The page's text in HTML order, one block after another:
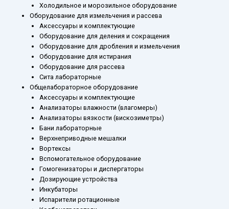
Холодильное и морозильное оборудование
Оборудование для измельчения и рассева
Аксессуары и комплектующие
Оборудование для деления и сокращения
Оборудование для дробления и измельчения
Оборудование для истирания
Оборудование для рассева
Сита лабораторные
Общелабораторное оборудование
Аксессуары и комплектующие
Анализаторы влажности (влагомеры)
Анализаторы вязкости (вискозиметры)
Бани лабораторные
Верхнеприводные мешалки
Вортексы
Вспомогательное оборудование
Гомогенизаторы и диспергаторы
Дозирующие устройства
Инкубаторы
Испарители ротационные